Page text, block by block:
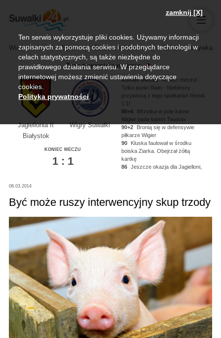
Wiadomości Sport Biznes, rolnictwo Kultura i rozrywka
Trwa transmisja na żywo
Jagiellonia II
Białystok
Wigry Suwałki
KONIEC MECZU
1 : 1
Koniec meczu Koniec meczu!
Tylko punkt Biało - Niebiescy
przywiozą z tego spotkania! Remis
1:1!
90+4
Wrzutka w pole karne
Wigier pada łupem Taudula
90+2
Bronią się w defensywie
piłkarze Wigier
90
Kluska faulował w środku
boiska Ziarka. Obejrzał żółtą
kartkę
86
Jeszcze okazja dla Jagielloni,
Noworyty, strzał niecelny!
08.03.2014
Być może ruszy interwencyjny skup trzody
zamknij [X]
Ten serwis wykorzystuje pliki cookies. Używamy informacji
zapisanych za pomocą cookies i podobnych technologii w
celach statystycznych, są także niezbędne do
prawidłowego działania serwisu. W przeglądarce
internetowej możesz zmienić ustawienia dotyczące
cookies.
Polityka prywatności.